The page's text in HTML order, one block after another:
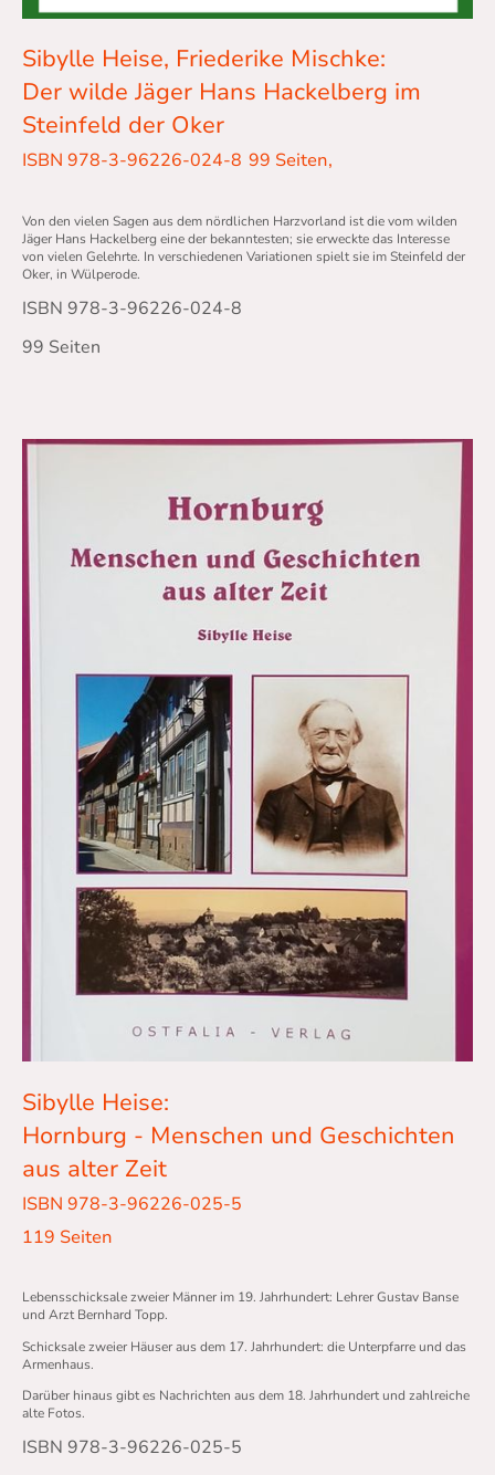
Sibylle Heise, Friederike Mischke:
Der wilde Jäger Hans Hackelberg im
Steinfeld der Oker
ISBN 978-3-96226-024-8 99 Seiten,
Von den vielen Sagen aus dem nördlichen Harzvorland ist die vom wilden
Jäger Hans Hackelberg eine der bekanntesten; sie erweckte das Interesse
von vielen Gelehrte. In verschiedenen Variationen spielt sie im Steinfeld der
Oker, in Wülperode.
ISBN 978-3-96226-024-8
99 Seiten
Sibylle Heise:
Hornburg - Menschen und Geschichten
aus alter Zeit
ISBN 978-3-96226-025-5
119 Seiten
Lebensschicksale zweier Männer im 19. Jahrhundert: Lehrer Gustav Banse
und Arzt Bernhard Topp.
Schicksale zweier Häuser aus dem 17. Jahrhundert: die Unterpfarre und das
Armenhaus.
Darüber hinaus gibt es Nachrichten aus dem 18. Jahrhundert und zahlreiche
alte Fotos.
ISBN 978-3-96226-025-5